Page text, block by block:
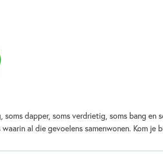
soms dapper, soms verdrietig, soms bang en
al die gevoelens samenwonen. Kom je